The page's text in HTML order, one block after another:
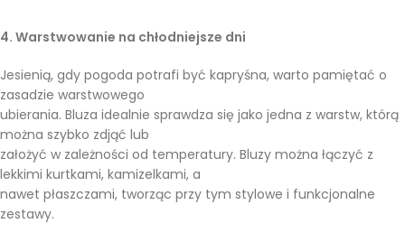
4. Warstwowanie na chłodniejsze dni
Jesienią, gdy pogoda potrafi być kapryśna, warto pamiętać o
zasadzie warstwowego
ubierania. Bluza idealnie sprawdza się jako jedna z warstw, którą
można szybko zdjąć lub
założyć w zależności od temperatury. Bluzy można łączyć z
lekkimi kurtkami, kamizelkami, a
nawet płaszczami, tworząc przy tym stylowe i funkcjonalne
zestawy.